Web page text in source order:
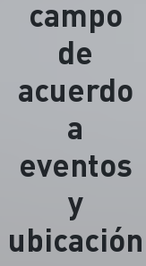
campo
de
acuerdo
a
eventos
y
ubicación